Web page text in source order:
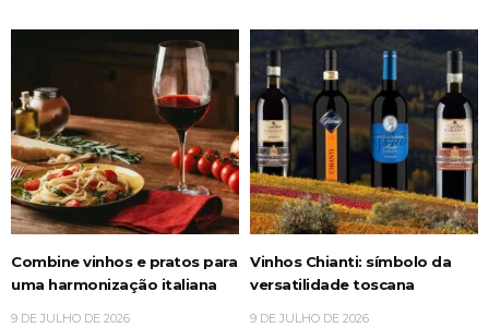
Combine vinhos e pratos para
uma harmonização italiana
9 DE JULHO DE 2026
Vinhos Chianti: símbolo da
versatilidade toscana
9 DE JULHO DE 2026